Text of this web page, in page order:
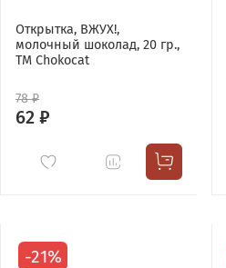
Открытка, ВЖУХ!,
молочный шоколад, 20 гр.,
TM Chokocat
78 ₽
62 ₽
-21%